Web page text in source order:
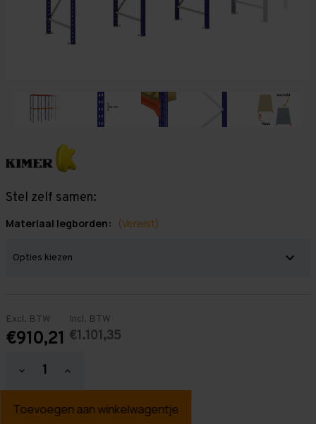
Stel zelf samen:
Materiaal legborden: (Vereist)
Excl. BTW
€910,21
Incl. BTW
€1.101,35
Hoeveelheid
verlagen
Grootvakstelling
Hoeveelheid
verhogen
Grootvakstelling